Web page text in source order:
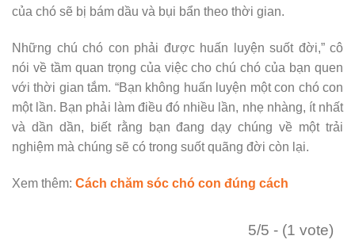
của chó sẽ bị bám dầu và bụi bẩn theo thời gian.
Những chú chó con phải được huấn luyện suốt đời,” cô
nói về tầm quan trọng của việc cho chú chó của bạn quen
với thời gian tắm. “Bạn không huấn luyện một con chó con
một lần. Bạn phải làm điều đó nhiều lần, nhẹ nhàng, ít nhất
và dần dần, biết rằng bạn đang dạy chúng về một trải
nghiệm mà chúng sẽ có trong suốt quãng đời còn lại.
Xem thêm: Cách chăm sóc chó con đúng cách
5/5 - (1 vote)